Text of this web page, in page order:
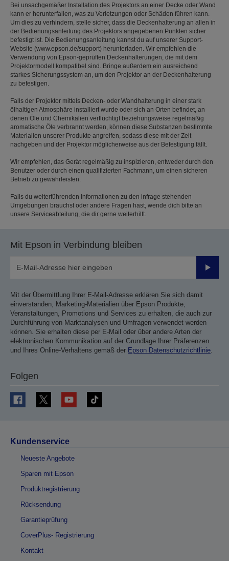
Bei unsachgemäßer Installation des Projektors an einer Decke oder Wand
kann er herunterfallen, was zu Verletzungen oder Schäden führen kann.
Um dies zu verhindern, stelle sicher, dass die Deckenhalterung an allen in
der Bedienungsanleitung des Projektors angegebenen Punkten sicher
befestigt ist. Die Bedienungsanleitung kannst du auf unserer Support-
Website (www.epson.de/support) herunterladen. Wir empfehlen die
Verwendung von Epson-geprüften Deckenhalterungen, die mit dem
Projektormodell kompatibel sind. Bringe außerdem ein ausreichend
starkes Sicherungssystem an, um den Projektor an der Deckenhalterung
zu befestigen.
Falls der Projektor mittels Decken- oder Wandhalterung in einer stark
ölhaltigen Atmosphäre installiert wurde oder sich an Orten befindet, an
denen Öle und Chemikalien verflüchtigt beziehungsweise regelmäßig
aromatische Öle verbrannt werden, können diese Substanzen bestimmte
Materialien unserer Produkte angreifen, sodass diese mit der Zeit
nachgeben und der Projektor möglicherweise aus der Befestigung fällt.
Wir empfehlen, das Gerät regelmäßig zu inspizieren, entweder durch den
Benutzer oder durch einen qualifizierten Fachmann, um einen sicheren
Betrieb zu gewährleisten.
Falls du weiterführenden Informationen zu den infrage stehenden
Umgebungen brauchst oder andere Fragen hast, wende dich bitte an
unsere Serviceabteilung, die dir gerne weiterhilft.
Mit Epson in Verbindung bleiben
Mit der Übermittlung Ihrer E-Mail-Adresse erklären Sie sich damit
einverstanden, Marketing-Materialien über Epson Produkte,
Veranstaltungen, Promotions und Services zu erhalten, die auch zur
Durchführung von Marktanalysen und Umfragen verwendet werden
können. Sie erhalten diese per E-Mail oder über andere Arten der
elektronischen Kommunikation auf der Grundlage Ihrer Präferenzen
und Ihres Online-Verhaltens gemäß der Epson Datenschutzrichtlinie
Folgen
Kundenservice
Neueste Angebote
Sparen mit Epson
Produktregistrierung
Rücksendung
Garantieprüfung
CoverPlus- Registrierung
Kontakt